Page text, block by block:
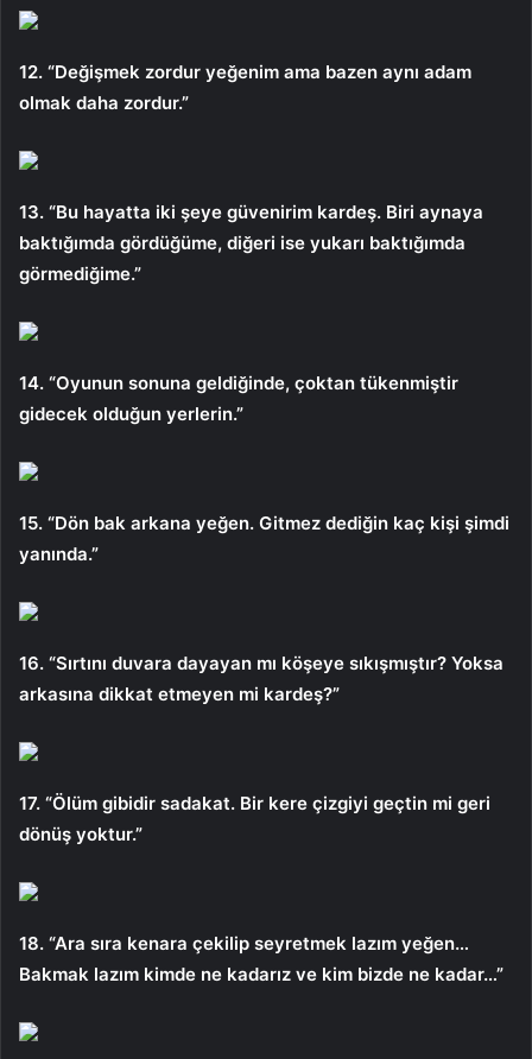
12. “Değişmek zordur yeğenim ama bazen aynı adam
olmak daha zordur.”
13. “Bu hayatta iki şeye güvenirim kardeş. Biri aynaya
baktığımda gördüğüme, diğeri ise yukarı baktığımda
görmediğime.”
14. “Oyunun sonuna geldiğinde, çoktan tükenmiştir
gidecek olduğun yerlerin.”
15. “Dön bak arkana yeğen. Gitmez dediğin kaç kişi şimdi
yanında.”
16. “Sırtını duvara dayayan mı köşeye sıkışmıştır? Yoksa
arkasına dikkat etmeyen mi kardeş?”
17. “Ölüm gibidir sadakat. Bir kere çizgiyi geçtin mi geri
dönüş yoktur.”
18. “Ara sıra kenara çekilip seyretmek lazım yeğen…
Bakmak lazım kimde ne kadarız ve kim bizde ne kadar…”